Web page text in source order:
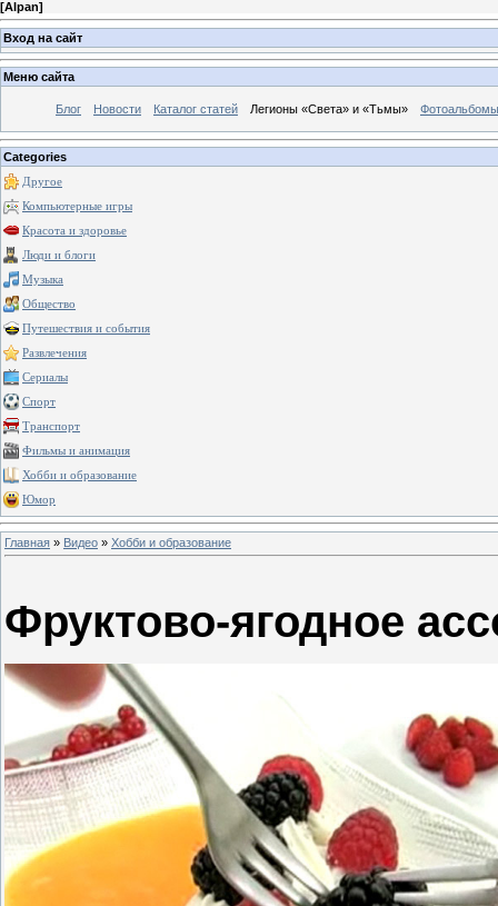
[Alpan]
Вход на сайт
Меню сайта
Блог Новости Каталог статей Легионы «Света» и «Тьмы» Фотоальбомы
Categories
Другое
Компьютерные игры
Красота и здоровье
Люди и блоги
Музыка
Общество
Путешествия и события
Развлечения
Сериалы
Спорт
Транспорт
Фильмы и анимация
Хобби и образование
Юмор
Главная » Видео » Хобби и образование
Фруктово-ягодное